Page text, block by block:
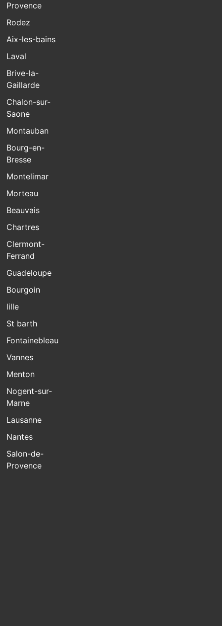
Provence
Rodez
Aix-les-bains
Laval
Brive-la-
Gaillarde
Chalon-sur-
Saone
Montauban
Bourg-en-
Bresse
Montelimar
Morteau
Beauvais
Chartres
Clermont-
Ferrand
Guadeloupe
Bourgoin
lille
St barth
Fontainebleau
Vannes
Menton
Nogent-sur-
Marne
Lausanne
Nantes
Salon-de-
Provence